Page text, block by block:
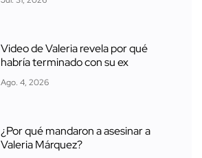
Video de Valeria revela por qué
habría terminado con su ex
Ago. 4, 2026
¿Por qué mandaron a asesinar a
Valeria Márquez?